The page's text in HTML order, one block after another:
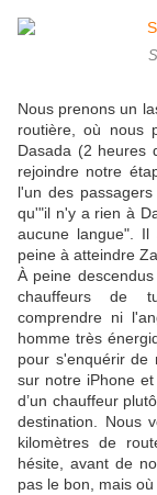
Nous prenons un
routière, où nous
Dasada (2 heures
rejoindre notre
l'un des
qu'"il n'y a rien à
aucune langue".
peine à atteindre
À peine
chauffeurs de
comprendre ni
homme très
pour s'enquérir de
sur notre iPhone
d’un chauffeur
destination. Nous
kilomètres de
hésite, avant de
pas le bon, mais